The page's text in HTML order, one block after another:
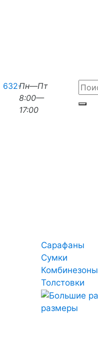
632-Пн—Пт
8:00—
17:00
Сарафаны
Сумки
Комбинезоны
Толстовки
размеры